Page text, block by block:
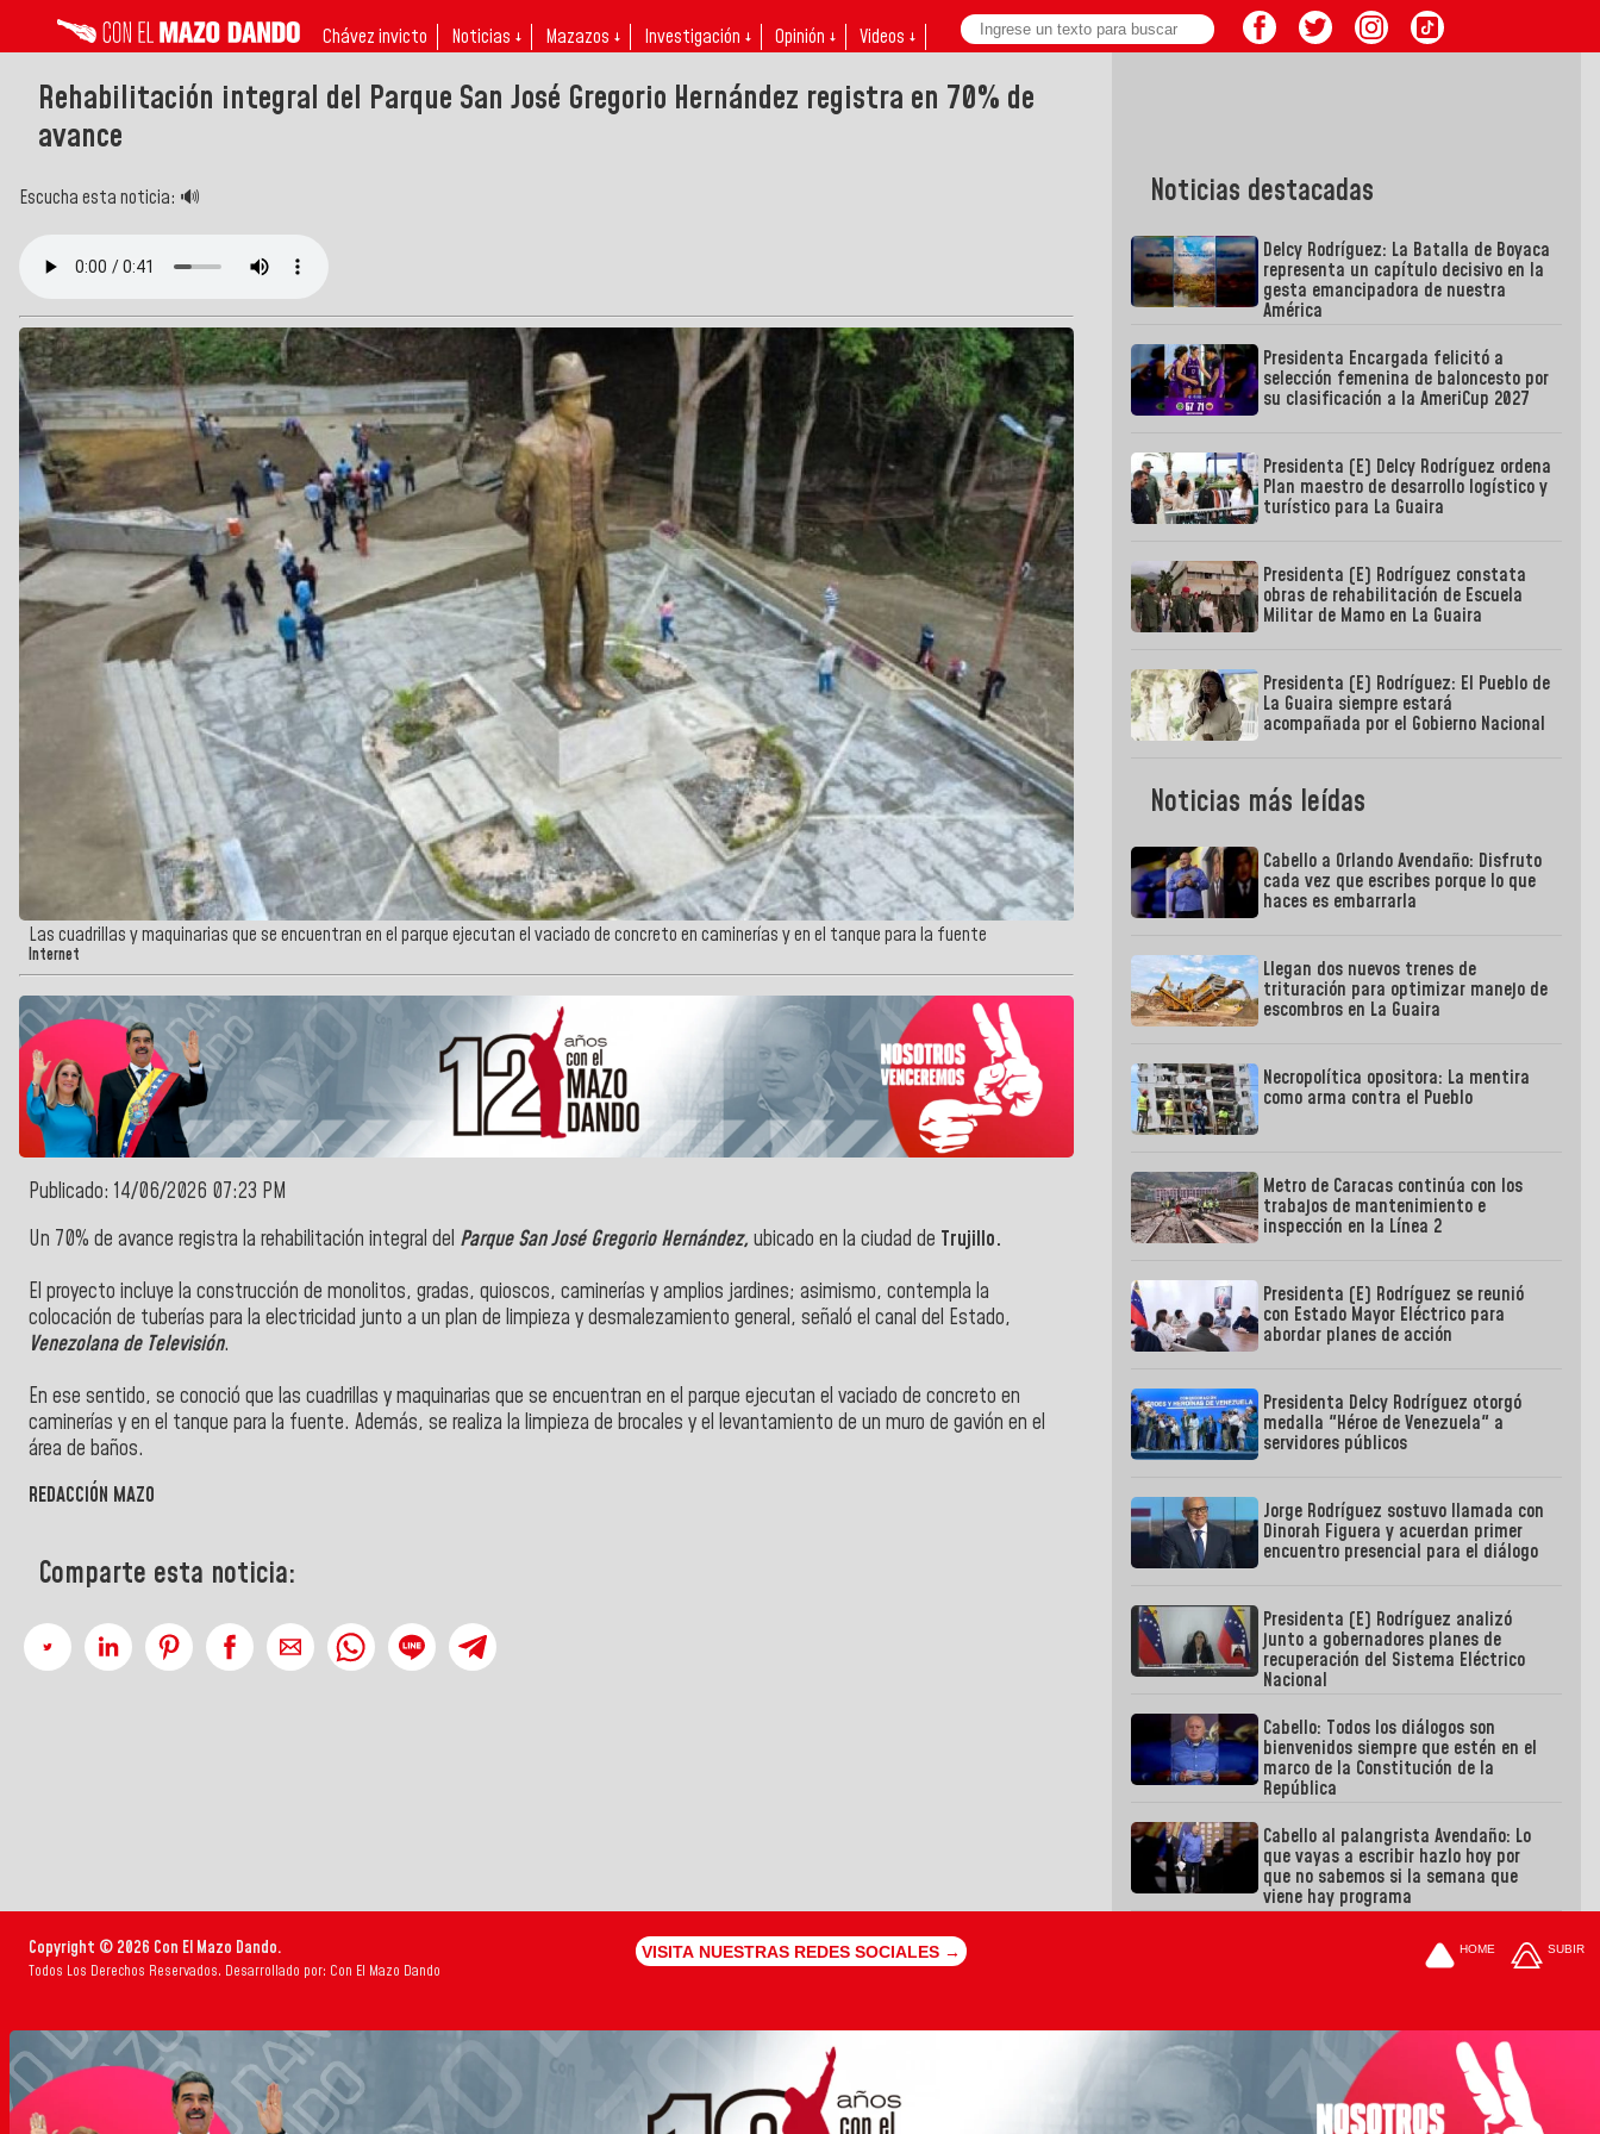
Chávez invicto Noticias ↓ Mazazos ↓ Investigación ↓ Opinión ↓ Videos ↓
Rehabilitación integral del Parque San José Gregorio Hernández registra en 70% de
avance
Escucha esta noticia: 🔊
Las cuadrillas y maquinarias que se encuentran en el parque ejecutan el vaciado de concreto en caminerías y en el tanque para la fuente
Internet
Publicado: 14/06/2026 07:23 PM
Un 70% de avance registra la rehabilitación integral del ParqueSan José Gregorio Hernández, ubicado en la ciudad de Trujillo.
El proyecto incluye la construcción de monolitos, gradas, quioscos, caminerías y amplios jardines; asimismo, contempla la
colocación de tuberías para la electricidad junto a un plan de limpieza y desmalezamiento general, señaló el canal del Estado,
Venezolana de Televisión.
En ese sentido, se conoció que las cuadrillas y maquinarias que se encuentran en el parque ejecutan el vaciado de concreto en
caminerías y en el tanque para la fuente. Además, se realiza la limpieza de brocales y el levantamiento de un muro de gavión en el
área de baños.
REDACCIÓN MAZO
Comparte esta noticia:
Noticias destacadas
Delcy Rodríguez: La Batalla de Boyaca
representa un capítulo decisivo en la
gesta emancipadora de nuestra
América
Presidenta Encargada felicitó a
selección femenina de baloncesto por
su clasificación a la AmeriCup 2027
Presidenta (E) Delcy Rodríguez ordena
Plan maestro de desarrollo logístico y
turístico para La Guaira
Presidenta (E) Rodríguez constata
obras de rehabilitación de Escuela
Militar de Mamo en La Guaira
Presidenta (E) Rodríguez: El Pueblo de
La Guaira siempre estará
acompañada por el Gobierno Nacional
Noticias más leídas
Cabello a Orlando Avendaño: Disfruto
cada vez que escribes porque lo que
haces es embarrarla
Llegan dos nuevos trenes de
trituración para optimizar manejo de
escombros en La Guaira
Necropolítica opositora: La mentira
como arma contra el Pueblo
Metro de Caracas continúa con los
trabajos de mantenimiento e
inspección en la Línea 2
Presidenta (E) Rodríguez se reunió
con Estado Mayor Eléctrico para
abordar planes de acción
Presidenta Delcy Rodríguez otorgó
medalla "Héroe de Venezuela" a
servidores públicos
Jorge Rodríguez sostuvo llamada con
Dinorah Figuera y acuerdan primer
encuentro presencial para el diálogo
Presidenta (E) Rodríguez analizó
junto a gobernadores planes de
recuperación del Sistema Eléctrico
Nacional
Cabello: Todos los diálogos son
bienvenidos siempre que estén en el
marco de la Constitución de la
República
Cabello al palangrista Avendaño: Lo
que vayas a escribir hazlo hoy por
que no sabemos si la semana que
viene hay programa
Copyright © 2026 Con El Mazo Dando.
Todos Los Derechos Reservados. Desarrollado por: Con El Mazo Dando
VISITA NUESTRAS REDES SOCIALES → HOME SUBIR